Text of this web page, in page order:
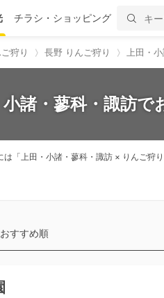
チラシ・ショッピング
狩り 長野 りんご狩り 上田・
小諸・蓼科・諏訪
「上田・小諸・蓼科・諏訪 × りんご狩
おすすめ順